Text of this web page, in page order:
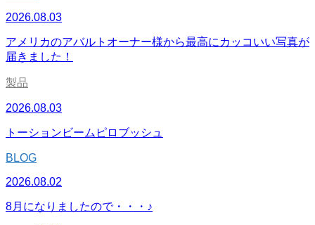
2026.08.03
アメリカのアバルトオーナー様から最高にカッコいい写真が
届きました！
製品
2026.08.03
トーションビームピロブッシュ
BLOG
2026.08.02
8月になりましたので・・・♪